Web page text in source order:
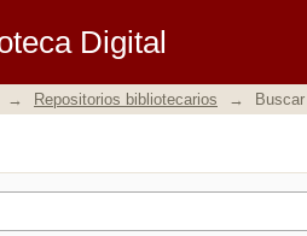
Digital
→ Repositorios bibliotecarios → Buscar